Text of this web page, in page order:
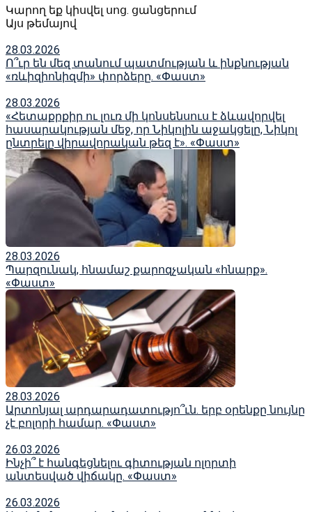
Կարող եք կիսվել սոց․ ցանցերում
Այս թեմայով
28.03.2026
Ո՞ւր են մեզ տանում պատմության և ինքնության
«ռևիզիոնիզմի» փորձերը. «Փաստ»
28.03.2026
«Հետաքրքիր ու լուռ մի կոնսենսուս է ձևավորվել
հասարակության մեջ, որ Նիկոլին աջակցելը, Նիկոլ
ընտրելը վիրավորական թեզ է». «Փաստ»
28.03.2026
Պարզունակ, հնամաշ քարոզչական «հնարք».
«Փաստ»
28.03.2026
Արտոնյալ արդարադատությո՞ւն. երբ օրենքը նույնը
չէ բոլորի համար. «Փաստ»
26.03.2026
Ինչի՞ է հանգեցնելու գիտության ոլորտի
անտեսված վիճակը. «Փաստ»
26.03.2026